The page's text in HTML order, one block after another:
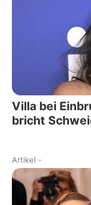
Villa bei
bricht
Artikel -